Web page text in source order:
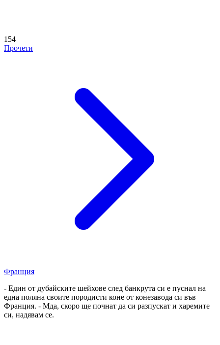
154
Прочети
Франция
- Един от дубайските шейхове след банкрута си е пуснал на
една поляна своите породисти коне от конезавода си във
Франция. - Мда, скоро ще почнат да си разпускат и харемите
си, надявам се.